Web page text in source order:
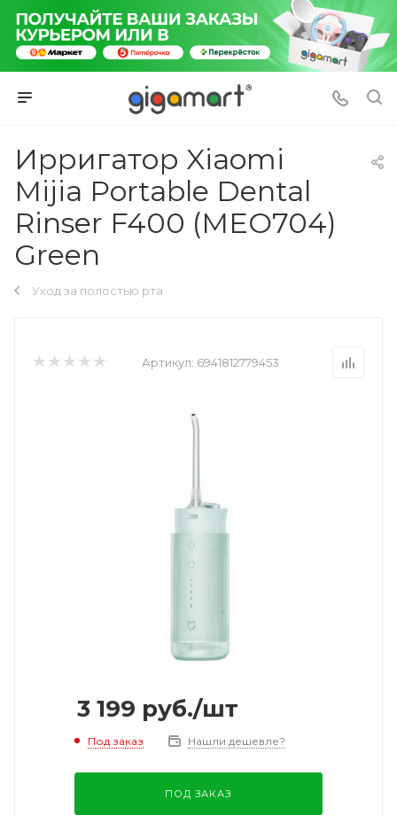
Ирригатор Xiaomi
Mijia Portable Dental
Rinser F400 (MEO704)
Green
Уход за полостью рта
Артикул: 6941812779453
3 199 руб./шт
Под заказ Нашли дешевле?
ПОД ЗАКАЗ